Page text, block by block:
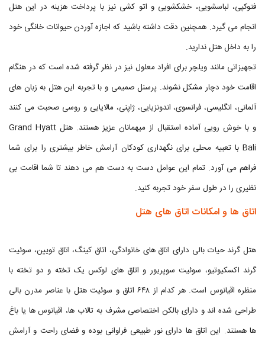
فتوکپی، لباسشویی، خشکشویی و اتو کشی نیز با پرداخت هزینه در این هتل
انجام می گیرد. همچنین دقت داشته باشید که اجازه آوردن حیوانات خانگی خود
را به داخل هتل ندارید.
تجهیزاتی مانند ویلچر برای افراد معلول نیز در نظر گرفته شده است که در هنگام
اقامت خود دچار مشکل نشوند. پرسنل صمیمی و با تجربه این هتل به زبان های
آلمانی، انگلیسی، فرانسوی، اندونزیایی، ژاپنی، مالایایی و روسی صحبت می کنند
و با خوش رویی آماده استقبال از میهمانان عزیز هستند. هتل Grand Hyatt
Bali با تعبیه محلی برای نگهداری کودکان آرامش خاطر بیشتری را برای شما
فراهم می آورد. تمام این عوامل دست به دست هم می دهند تا شما اقامت بی
نظیری را در طول سفر خود تجربه کنید.
اتاق ها و امکانات اتاق های هتل
هتل گرند حیات بالی دارای اتاق های خانوادگی، اتاق کینگ، اتاق تویین، سوئیت
گرند اکسکیوتیو، سوئیت سوپریور و اتاق های لوکس یک تخته و دو تخته با
منظره اقیانوس است. هر کدام از ۶۴۸ اتاق و سوئیت هتل با عناصر مدرن بالی
طراحی شده اند و دارای بالکن اختصاصی مشرف به تالاب ها، اقیانوس ها یا باغ
ها هستند. این اتاق ها دارای نور طبیعی فراوانی بوده و فضای راحت و آرامش